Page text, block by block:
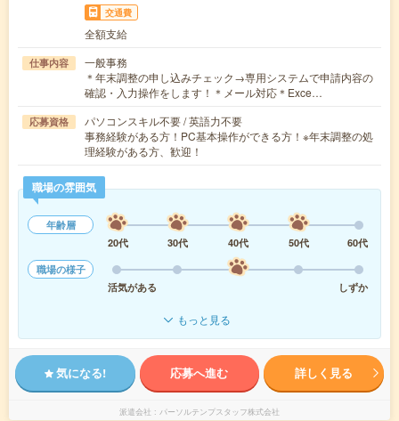
交通費
全額支給
仕事内容
一般事務
＊年末調整の申し込みチェック→専用システムで申請内容の
確認・入力操作をします！＊メール対応＊Exce…
応募資格
パソコンスキル不要 / 英語力不要
事務経験がある方！PC基本操作ができる方！※年末調整の処
理経験がある方、歓迎！
職場の雰囲気
年齢層
20代
30代 40代 50代
60代
職場の様子
活気がある
しずか
もっと見る
気になる! 応募へ進む 詳しく見る
派遣会社 パーソルテンプスタッフ株式会社